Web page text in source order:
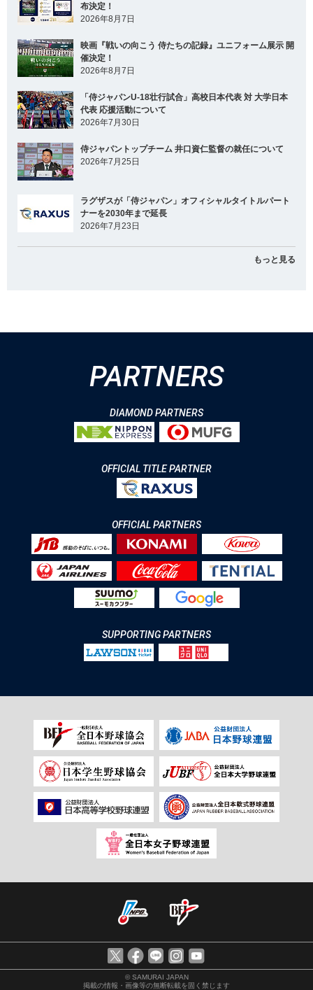
布決定！
2026年8月7日
映画『戦いの向こう 侍たちの記録』ユニフォーム展示 開
催決定！
2026年8月7日
「侍ジャパンU-18壮行試合」高校日本代表 対 大学日本
代表 応援活動について
2026年7月30日
侍ジャパントップチーム 井口資仁監督の就任について
2026年7月25日
ラグザスが「侍ジャパン」オフィシャルタイトルパート
ナーを2030年まで延長
2026年7月23日
もっと見る
PARTNERS
DIAMOND PARTNERS
OFFICIAL TITLE PARTNER
OFFICIAL PARTNERS
SUPPORTING PARTNERS
© SAMURAI JAPAN
掲載の情報・画像等の無断転載を固く禁じます